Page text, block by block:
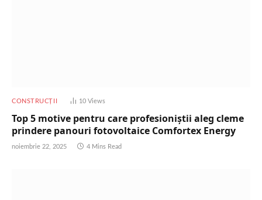
CONSTRUCȚII 10Views
Top 5 motive pentru care profesioniștii aleg cleme
prindere panouri fotovoltaice Comfortex Energy
noiembrie 22, 2025 4 Mins Read